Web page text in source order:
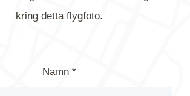
kring detta flygfoto.
Namn *